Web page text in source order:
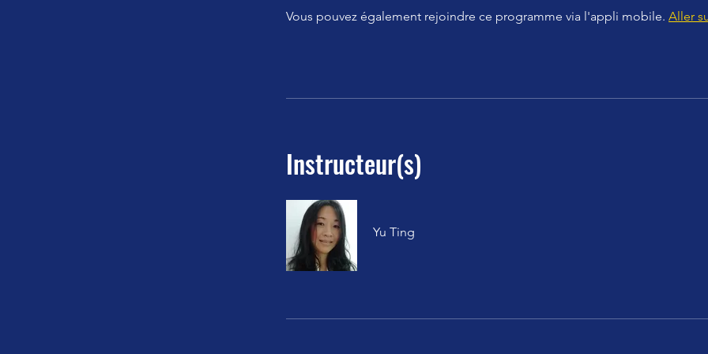
Vous pouvez également rejoindre ce programme via l'appli mobile. Aller
Instructeur(s)
Yu Ting